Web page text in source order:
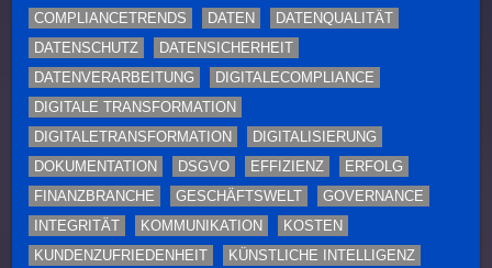
COMPLIANCETRENDS
DATEN
DATENQUALITÄT
DATENSCHUTZ
DATENSICHERHEIT
DATENVERARBEITUNG
DIGITALECOMPLIANCE
DIGITALE TRANSFORMATION
DIGITALETRANSFORMATION
DIGITALISIERUNG
DOKUMENTATION
DSGVO EFFIZIENZ
ERFOLG
FINANZBRANCHE
GESCHÄFTSWELT
GOVERNANCE
INTEGRITÄT
KOMMUNIKATION
KOSTEN
KUNDENZUFRIEDENHEIT
KÜNSTLICHE INTELLIGENZ